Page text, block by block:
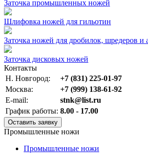
Заточка промышленных ножей
Шлифовка ножей для гильотин
Заточка ножей для дробилок, шредеров и
Заточка дисковых ножей
Контакты
Н. Новгород:
+7 (831) 225-01-97
Москва:
+7 (999) 138-61-92
E-mail:
stnk@list.ru
График работы: 8.00 - 17.00
Оставить заявку
Промышленные ножи
Промышленные ножи